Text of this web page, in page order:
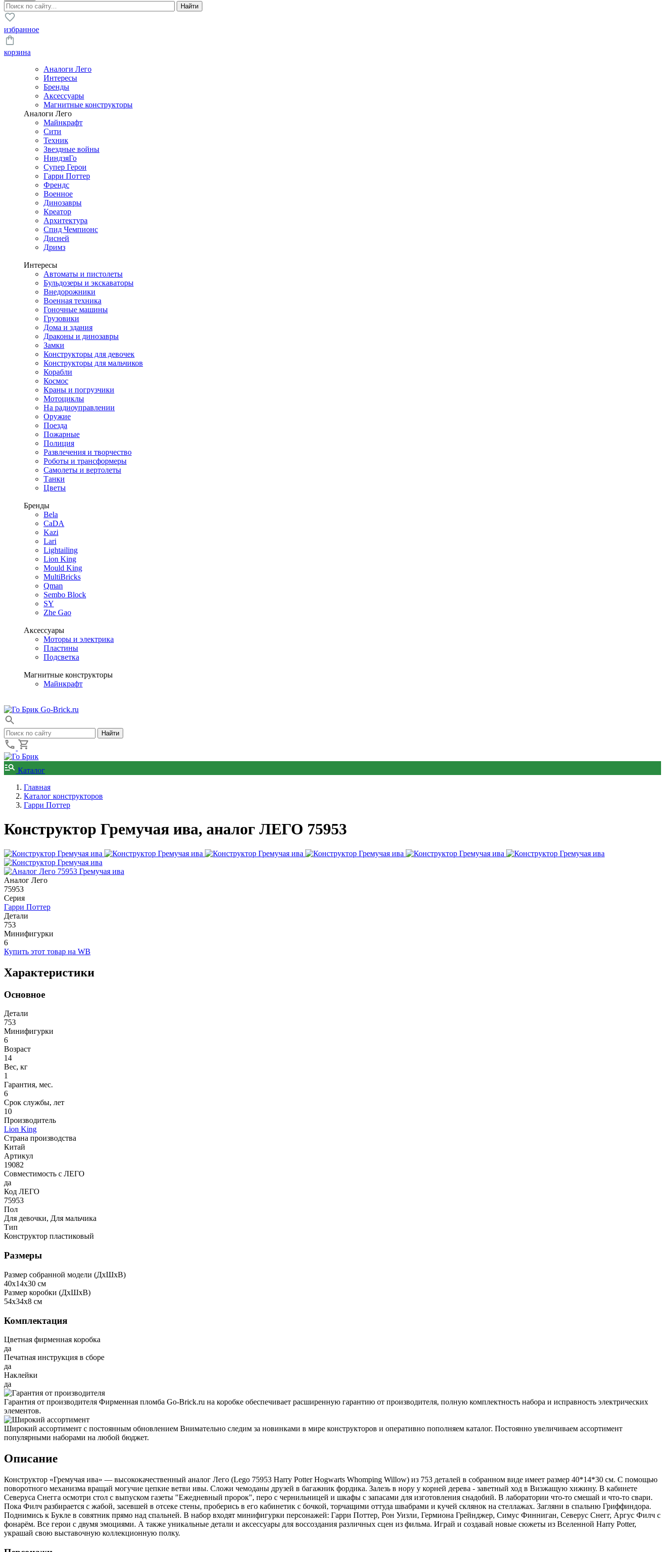
избранное
корзина
Аналоги Лего
Интересы
Бренды
Аксессуары
Магнитные конструкторы
Аналоги Лего
Майнкрафт
Сити
Техник
Звездные войны
НиндзяГо
Супер Герои
Гарри Поттер
Френдс
Военное
Динозавры
Креатор
Архитектура
Спид Чемпионс
Дисней
Дримз
Интересы
Автоматы и пистолеты
Бульдозеры и экскаваторы
Внедорожники
Военная техника
Гоночные машины
Грузовики
Дома и здания
Драконы и динозавры
Замки
Конструкторы для девочек
Конструкторы для мальчиков
Корабли
Космос
Краны и погрузчики
Мотоциклы
На радиоуправлении
Оружие
Поезда
Пожарные
Полиция
Развлечения и творчество
Роботы и трансформеры
Самолеты и вертолеты
Танки
Цветы
Бренды
Bela
CaDA
Kazi
Lari
Lightailing
Lion King
Mould King
MultiBricks
Qman
Sembo Block
SY
Zhe Gao
Аксессуары
Моторы и электрика
Пластины
Подсветка
Магнитные конструкторы
Майнкрафт
Go-Brick.ru
Каталог
Главная
Каталог конструкторов
Гарри Поттер
Конструктор Гремучая ива, аналог ЛЕГО 75953
Аналог Лего
75953
Серия
Гарри Поттер
Детали
753
Минифигурки
6
Купить этот товар на WB
Характеристики
Основное
Детали
753
Минифигурки
6
Возраст
14
Вес, кг
1
Гарантия, мес.
6
Срок службы, лет
10
Производитель
Lion King
Страна производства
Китай
Артикул
19082
Совместимость с ЛЕГО
да
Код ЛЕГО
75953
Пол
Для девочки, Для мальчика
Тип
Конструктор пластиковый
Размеры
Размер собранной модели (ДxШxВ)
40x14x30 см
Размер коробки (ДxШxВ)
54x34x8 см
Комплектация
Цветная фирменная коробка
да
Печатная инструкция в сборе
да
Наклейки
да
Гарантия от производителя Фирменная пломба Go-Brick.ru на коробке обеспечивает расширенную гарантию от производителя, полную комплектность набора и исправность электрических
элементов.
Широкий ассортимент с постоянным обновлением Внимательно следим за новинками в мире конструкторов и оперативно пополняем каталог. Постоянно увеличиваем ассортимент
популярными наборами на любой бюджет.
Описание
Конструктор «Гремучая ива» — высококачественный аналог Лего (Lego 75953 Harry Potter Hogwarts Whomping Willow) из 753 деталей в собранном виде имеет размер 40*14*30 см. С помощью
поворотного механизма вращай могучие цепкие ветви ивы. Сложи чемоданы друзей в багажник фордика. Залезь в нору у корней дерева - заветный ход в Визжащую хижину. В кабинете
Северуса Снегга осмотри стол с выпуском газеты "Ежедневный пророк", перо с чернильницей и шкафы с запасами для изготовления снадобий. В лаборатории что-то смешай и что-то свари.
Пока Филч разбирается с жабой, засевшей в отсеке стены, проберись в его кабинетик с бочкой, торчащими оттуда швабрами и кучей склянок на стеллажах. Загляни в спальню Гриффиндора.
Поднимись к Букле в совятник прямо над спальней. В набор входят минифигурки персонажей: Гарри Поттер, Рон Уизли, Гермиона Грейнджер, Симус Финниган, Северус Снегг, Аргус Филч с
фонарём. Все герои с двумя эмоциями. А также уникальные детали и аксессуары для воссоздания различных сцен из фильма. Играй и создавай новые сюжеты из Вселенной Harry Potter,
украшай свою выставочную коллекционную полку.